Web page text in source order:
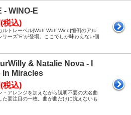
- WINO-E
税込)
ルトレーベル[Wah Wah Wino]恒例のアル
リーズ”E”が登場。ここでしか味わえない個
& Natalie Nova - I
In Miracles
税込)
・アレンジを加えながら説明不要の大名曲
た要注目の一枚。曲が曲だけに抗えないも